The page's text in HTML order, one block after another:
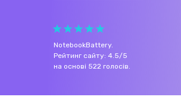
NotebookBattery.
Рейтинг сайту: 4.5/5
на основі 522 голосів.